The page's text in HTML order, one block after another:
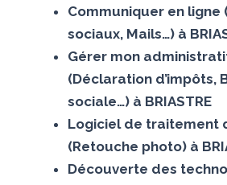
Communiquer en ligne
sociaux, Mails…) à
Gérer mon
(Déclaration d’impôts,
sociale…) à BRIASTRE
Logiciel de traitement
(Retouche photo) à
Découverte des